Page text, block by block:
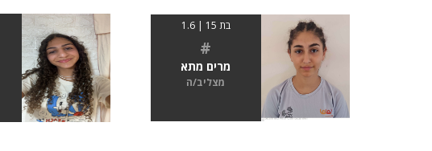
בת 15 | 1.6
#
מרים מתא
מצליב/ה